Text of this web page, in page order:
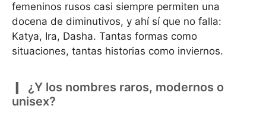
femeninos rusos casi siempre permiten una
docena de diminutivos, y ahí sí que no falla:
Katya, Ira, Dasha. Tantas formas como
situaciones, tantas historias como inviernos.
¿Y los nombres raros, modernos o
unisex?